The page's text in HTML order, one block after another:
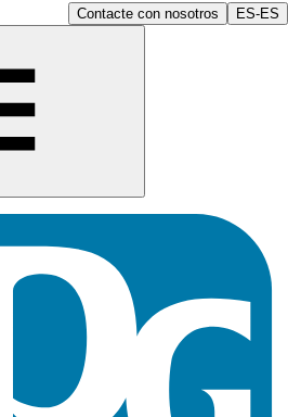
Contacte con nosotros ES-ES